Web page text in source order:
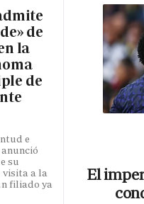
de
la
de
e
su
visita a la
filiado ya
El